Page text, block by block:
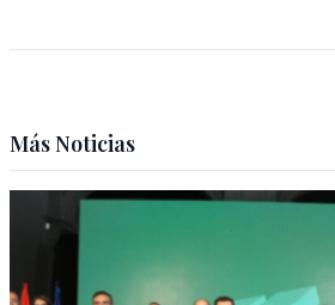
Más Noticias